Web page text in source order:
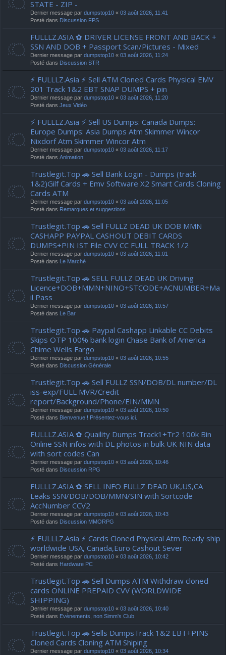
STATE - ZIP -
Dernier message par dumpstop10 « 03 août 2026, 11:41
Posté dans Discussion FPS
FULLLZ.ASIA ✿ DRIVER LICENSE FRONT AND BACK +
SSN AND DOB + Passport Scan/Pictures - Mixed
Dernier message par dumpstop10 « 03 août 2026, 11:24
Posté dans Discussion STR
⚡ FULLLZ.Asia ⚡ Sell ATM Cloned Cards Physical EMV
201 Track 1&2 EBT SNAP DUMPS + pin
Dernier message par dumpstop10 « 03 août 2026, 11:20
Posté dans Jeux Vidéo
⚡ FULLLZ.Asia ⚡ Sell US Dumps: Canada Dumps:
Europe Dumps: Asia Dumps Atm Skimmer Wincor
Nixdorf Atm Skimmer Wincor Atm
Dernier message par dumpstop10 « 03 août 2026, 11:17
Posté dans Animation
Trustlegit.Top 🚗 Sell Bank Login - Dumps (track
1&2)Gilf Cards + Emv Software X2 Smart Cards Cloning
Cards ATM
Dernier message par dumpstop10 « 03 août 2026, 11:05
Posté dans Remarques et suggestions
Trustlegit.Top 🚗 Sell FULLZ DEAD UK DOB MMN
CASHAPP PAYPAL CASHOUT DEBIT CARDS
DUMPS+PIN IST File CVV CC FULL TRACK 1/2
Dernier message par dumpstop10 « 03 août 2026, 11:01
Posté dans
Le Marché
Trustlegit.Top 🚗 SELL FULLZ DEAD UK Driving
Licence+DOB+MMN+NINO+STCODE+ACNUMBER+Ma
il Pass
Dernier message par dumpstop10 « 03 août 2026, 10:57
Posté dans
Le Bar
Trustlegit.Top 🚗 Paypal Cashapp Linkable CC Debits
Skips OTP 100% bank login Chase Bank of America
Chime Wells Fargo
Dernier message par dumpstop10 « 03 août 2026, 10:55
Posté dans Discussion Générale
Trustlegit.Top 🚗 Sell FULLZ SSN/DOB/DL number/DL
iss-exp/FULL MVR/Credit
report/Background/Phone/EIN/MMN
Dernier message par dumpstop10 « 03 août 2026, 10:50
Posté dans Bienvenue ! Présentez-vous ici.
FULLLZ.ASIA ✿ Quaility Dumps Track1+Tr2 100k Bin
Online SSN infos with DL photos in bulk UK NIN data
with sort codes Can
Dernier message par dumpstop10 « 03 août 2026, 10:46
Posté dans Discussion RPG
FULLLZ.ASIA ✿ SELL INFO FULLZ DEAD UK,US,CA
Leaks SSN/DOB/DOB/MMN/SIN with Sortcode
AccNumber CCV2
Dernier message par dumpstop10 « 03 août 2026, 10:43
Posté dans Discussion MMORPG
⚡ FULLLZ.Asia ⚡ Cards Cloned Physical Atm Ready ship
worldwide USA, Canada,Euro Cashout Sever
Dernier message par dumpstop10 « 03 août 2026, 10:42
Posté dans Hardware PC
Trustlegit.Top 🚗 Sell Dumps ATM Withdraw cloned
cards ONLINE PREPAID CVV (WORLDWIDE
SHIPPING)
Dernier message par dumpstop10 « 03 août 2026, 10:40
Posté dans Evènements, non Simm's Club
Trustlegit.Top 🚗 Sells DumpsTrack 1&2 EBT+PINS
Cloned Cards Cloning ATM Shiping
Dernier message par dumpstop10 « 03 août 2026, 10:34